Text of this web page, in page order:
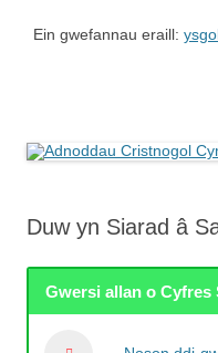
content
Ein gwefannau eraill:
adnoddau i'w
Duw yn Siarad â
Gwersi allan o Cyfres